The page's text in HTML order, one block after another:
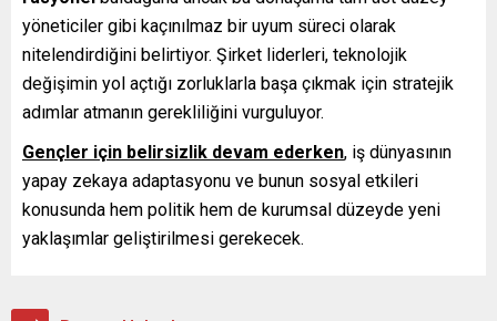
yöneticiler gibi kaçınılmaz bir uyum süreci olarak
nitelendirdiğini belirtiyor. Şirket liderleri, teknolojik
değişimin yol açtığı zorluklarla başa çıkmak için stratejik
adımlar atmanın gerekliliğini vurguluyor.
Gençler için belirsizlik devam ederken, iş dünyasının
yapay zekaya adaptasyonu ve bunun sosyal etkileri
konusunda hem politik hem de kurumsal düzeyde yeni
yaklaşımlar geliştirilmesi gerekecek.